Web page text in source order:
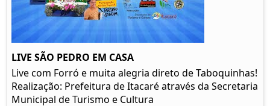
LIVE SÃO PEDRO EM CASA
Live com Forró e muita alegria direto de Taboquinhas!
Realização: Prefeitura de Itacaré através da Secretaria
Municipal de Turismo e Cultura